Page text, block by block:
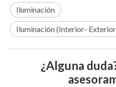
Iluminación
Iluminación (Interior-
¿Alguna